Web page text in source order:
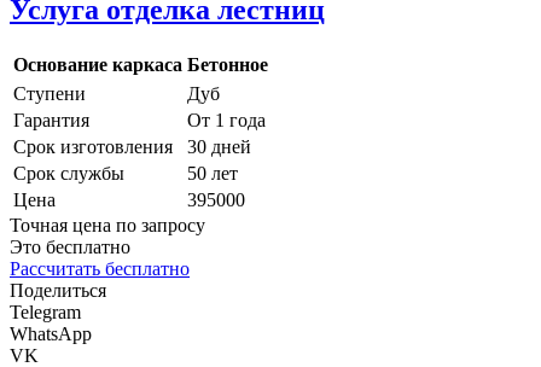
Услуга отделка лестниц
Основание каркаса Бетонное
Ступени
Дуб
Гарантия
От 1 года
Срок изготовления
30 дней
Срок службы
50 лет
Цена
395000
Точная цена по запросу
Это бесплатно
Рассчитать бесплатно
Поделиться
Telegram
WhatsApp
VK